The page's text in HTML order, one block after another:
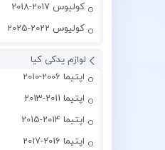
کولیوس 2017-2018
کولیوس 2022-2025
لوازم یدکی کیا
اپتیما 2006-2010
اپتیما 2011-2013
اپتیما 2014-2015
اپتیما 2016-2017